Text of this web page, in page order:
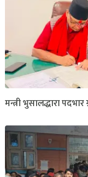
मन्त्री भुसालद्धारा